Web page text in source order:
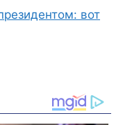
вот